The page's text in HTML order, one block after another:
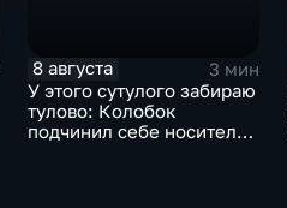
8 августа
3 мин
У этого сутулого забираю
тулово: Колобок
подчинил себе носителя